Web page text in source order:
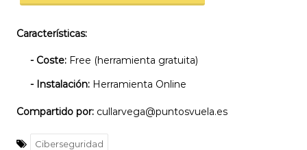
Características:
- Coste: Free (herramienta gratuita)
- Instalación: Herramienta Online
Compartido por: cullarvega@puntosvuela.es
Ciberseguridad